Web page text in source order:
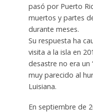
pasó por Puerto
muertos y partes
durante meses.
Su respuesta ha
visita a la isla en
desastre no era un
muy parecido al
Luisiana.
En septiembre de